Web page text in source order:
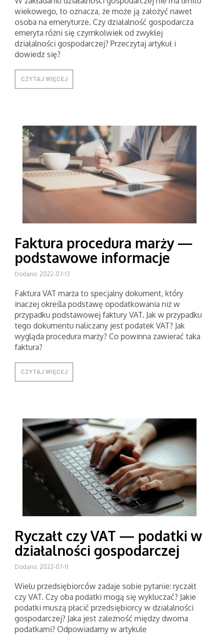
wiekowego, to oznacza, że może ją założyć nawet
osoba na emeryturze. Czy działalność gospodarcza
emeryta różni się czymkolwiek od zwykłej
działalności gospodarczej? Przeczytaj artykuł i
dowiedz się?
CZYTAJ WIĘCEJ
Faktura procedura marży —
podstawowe informacje
Dodano: 2022-07-13
Faktura VAT marża to specjalny dokument, który
inaczej określa podstawę opodatkowania niż w
przypadku podstawowej faktury VAT. Jak w przypadku
tego dokumentu naliczany jest podatek VAT? Jak
wygląda procedura marży? Co powinna zawierać taka
faktura?
CZYTAJ WIĘCEJ
Ryczałt czy VAT — podatki w
działalności gospodarczej
Dodano: 2022-07-11
Wielu przedsiębiorców zadaje sobie pytanie: ryczałt
czy VAT. Czy oba podatki mogą się wykluczać? Jakie
podatki muszą płacić przedsiębiorcy w działalności
gospodarczej? Jaka jest zależność między dwoma
podatkami? Odpowiadamy w artykule